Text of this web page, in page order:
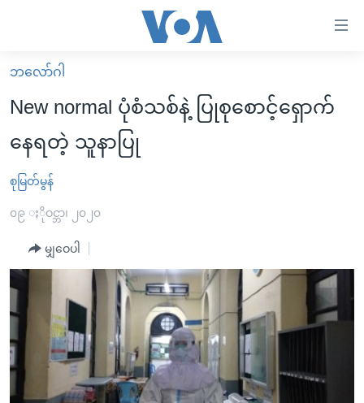
လွယ်ကူ
စေ
Link
များ
ပင်မ
ပင်မ
အ
မြန်မာ
ကမ္ဘာ့သတင်းများ
နိုင်ငံတကာ
အစ္စရေး-ပါလက်စတိုင်း
ဗွီဒီယို
အင်္ဂလိပ်စာလေ့လာမယ်
အမေရိကန်သုံးအီဒီယံ
မကြေးမုံရဲ့ အင်္ဂလိပ်စာ
ရုပ်ရှင်ထဲက အင်္ဂလိပ်စာ
သုတပဒေသာ အင်္ဂလိပ်စာ
အပတ်စဉ်ကဏ္ဍများ
ရေဒီယို
ရေဒီယိုနှင့်ရုပ်သံ အချက်အလက်များ
ရေဒီယို/တီဗွီအစီအစဉ်
Learning English
ဘလော်ဂါ
New normal ပုံစံသစ်နဲ့ ပြုစုစောင့်ရှောက်
နေရတဲ့ သူနာပြု
စုမြတ်မွန်
၀၉ ႏိုဝင္ဘာ၊ ၂၀၂၀
မျှဝေပါ